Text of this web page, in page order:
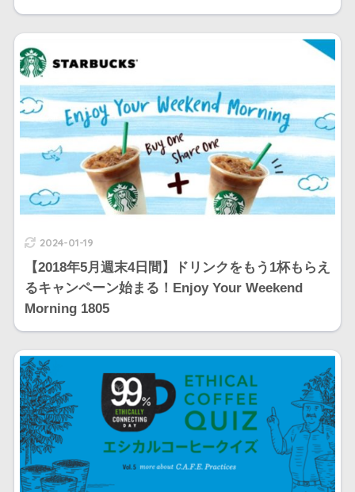
2024-01-19
【2018年5月週末4日間】ドリンクをもう1杯もらえ
るキャンペーン始まる！Enjoy Your Weekend
Morning 1805